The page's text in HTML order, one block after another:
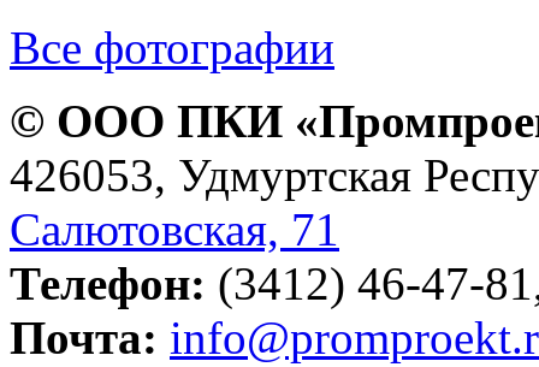
Все фотографии
© ООО ПКИ
426053, Удмуртская
Салютовская, 71
Телефон: (3412) 46-47-
Почта: